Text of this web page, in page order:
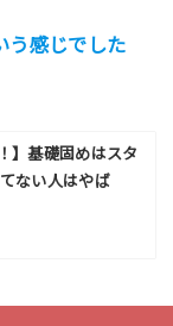
う感じでした
】基礎固めはスタ
ない人はやば